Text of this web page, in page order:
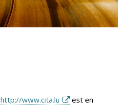
http://www.cita.lu
est en